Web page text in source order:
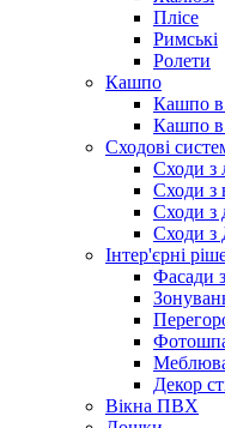
Плісе
Римські
Ролети
Кашпо
Кашпо в
Кашпо в
Сходові
Сходи з
Сходи з
Сходи з
Сходи
Інтер'єрні
Фасади
Декор
Вікна ПВХ